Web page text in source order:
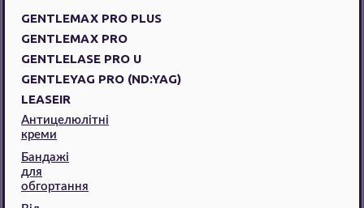
GENTLEMAX PRO PLUS
GENTLEMAX PRO
GENTLELASE PRO U
GENTLEYAG PRO (ND:YAG)
LEASEIR
Антицелюлітні
креми
Бандажі
для
обгортання